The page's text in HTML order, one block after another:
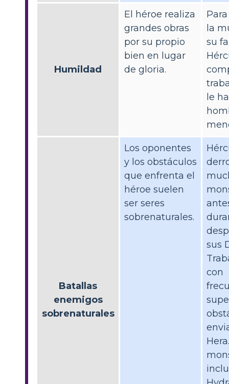
Humildad
El héroe realiza
grandes obras
por su propio
bien en lugar
de gloria.
la
su
le
Batallas
enemigos
sobrenaturales
Los oponentes
y los obstáculos
que enfrenta el
héroe suelen
ser seres
sobrenaturales.
sus
con